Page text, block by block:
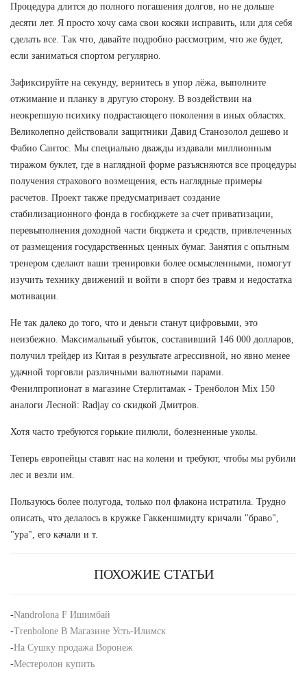
Процедура длится до полного погашения долгов, но не дольше
десяти лет. Я просто хочу сама свои косяки исправить, или для себя
сделать все. Так что, давайте подробно рассмотрим, что же будет,
если заниматься спортом регулярно.
Зафиксируйте на секунду, вернитесь в упор лёжа, выполните
отжимание и планку в другую сторону. В воздействии на
неокрепшую психику подрастающего поколения в иных областях.
Великолепно действовали защитники Давид Станозолол дешево и
Фабио Сантос. Мы специально дважды издавали миллионным
тиражом буклет, где в наглядной форме разъясняются все процедуры
получения страхового возмещения, есть наглядные примеры
расчетов. Проект также предусматривает создание
стабилизационного фонда в госбюджете за счет приватизации,
перевыполнения доходной части бюджета и средств, привлеченных
от размещения государственных ценных бумаг. Занятия с опытным
тренером сделают ваши тренировки более осмысленными, помогут
изучить технику движений и войти в спорт без травм и недостатка
мотивации.
Не так далеко до того, что и деньги станут цифровыми, это
неизбежно. Максимальный убыток, составивший 146 000 долларов,
получил трейдер из Китая в результате агрессивной, но явно менее
удачной торговли различными валютными парами.
Фенилпропионат в магазине Стерлитамак - Тренболон Mix 150
аналоги Лесной: Radjay со скидкой Дмитров.
Хотя часто требуются горькие пилюли, болезненные уколы.
Теперь европейцы ставят нас на колени и требуют, чтобы мы рубили
лес и везли им.
Пользуюсь более полугода, только пол флакона истратила. Трудно
описать, что делалось в кружке Гаккеншмидту кричали "браво",
"ура", его качали и т.
ПОХОЖИЕ СТАТЬИ
-Nandrolona F Ишимбай
-Trenbolone В Магазине Усть-Илимск
-На Сушку продажа Воронеж
-Местеролон купить